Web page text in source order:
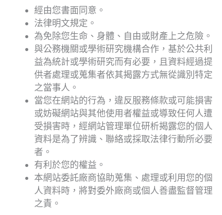
經由您書面同意。
法律明文規定。
為免除您生命、身體、自由或財產上之危險。
與公務機關或學術研究機構合作，基於公共利
益為統計或學術研究而有必要，且資料經過提
供者處理或蒐集者依其揭露方式無從識別特定
之當事人。
當您在網站的行為，違反服務條款或可能損害
或妨礙網站與其他使用者權益或導致任何人遭
受損害時，經網站管理單位研析揭露您的個人
資料是為了辨識、聯絡或採取法律行動所必要
者。
有利於您的權益。
本網站委託廠商協助蒐集、處理或利用您的個
人資料時，將對委外廠商或個人善盡監督管理
之責。